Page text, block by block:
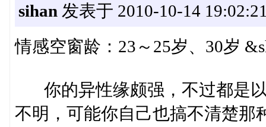
sihan 发表于 2010-10-14
情感空窗龄：23～25岁、30岁
你的异性缘颇强，不过都是以
不明，可能你自己也搞不清楚那